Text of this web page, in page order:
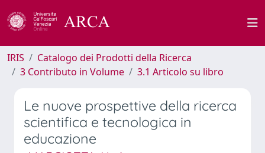
IRIS
Catalogo dei Prodotti della Ricerca
3 Contributo in Volume
3.1 Articolo su libro
Le nuove prospettive della ricerca
scientifica e tecnologica in
educazione